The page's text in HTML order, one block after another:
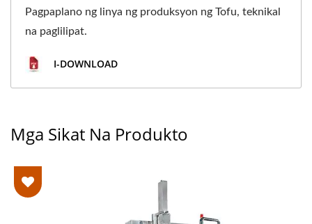
Pagpaplano ng linya ng produksyon ng Tofu, teknikal
na paglilipat.
I-DOWNLOAD
Mga Sikat Na Produkto